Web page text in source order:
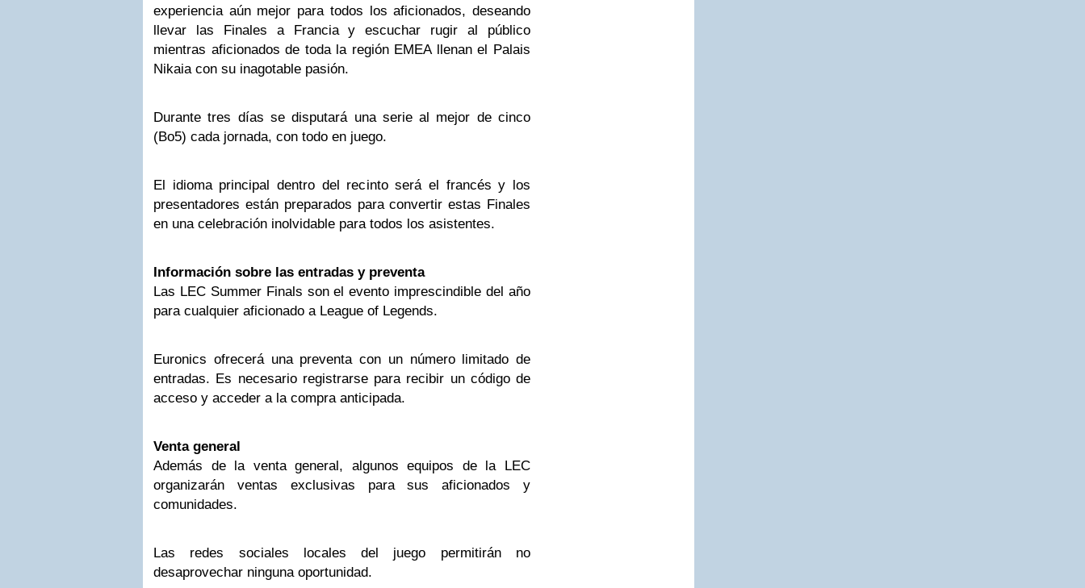
experiencia aún mejor para todos los aficionados, deseando
llevar las Finales a Francia y escuchar rugir al público
mientras aficionados de toda la región EMEA llenan el Palais
Nikaia con su inagotable pasión.
Durante tres días se disputará una serie al mejor de cinco
(Bo5) cada jornada, con todo en juego.
El idioma principal dentro del recinto será el francés y los
presentadores están preparados para convertir estas Finales
en una celebración inolvidable para todos los asistentes.
Información sobre las entradas y preventa
Las LEC Summer Finals son el evento imprescindible del año
para cualquier aficionado a League of Legends.
Euronics ofrecerá una preventa con un número limitado de
entradas. Es necesario registrarse para recibir un código de
acceso y acceder a la compra anticipada.
Venta general
Además de la venta general, algunos equipos de la LEC
organizarán ventas exclusivas para sus aficionados y
comunidades.
Las redes sociales locales del juego permitirán no
desaprovechar ninguna oportunidad.